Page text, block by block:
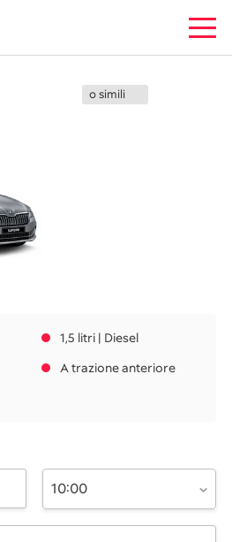
o simili
1,5 litri | Diesel
A trazione anteriore
10:00